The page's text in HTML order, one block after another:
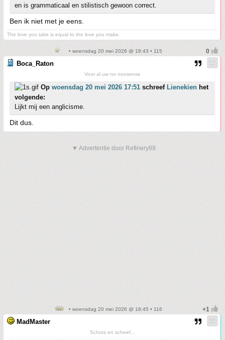
en is grammaticaal en stilistisch gewoon correct.
Ben ik niet met je eens.
The love you take is equal to the love you make.
• woensdag 20 mei 2026 @ 18:43 • 115
Boca_Raton
Voor al uw no nonsense
Op woensdag 20 mei 2026 17:51 schreef Lienekien het
volgende:
Lijkt mij een anglicisme.
Dit dus.
▼ Advertentie door Refinery89
• woensdag 20 mei 2026 @ 18:45 • 116
MadMaster
Schots en scheef...